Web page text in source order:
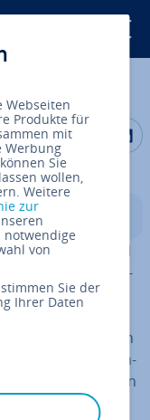
Auf Auf
von Windows 11
Versionen des Be­
seinen Nutzern
be­reit­ge­
erstmals auch an
ist. Im nach­
In­for­ma­tio­nen
de­tail­lier­te
Webseiten
Produkte für
mit
Werbung
können Sie
wollen,
Weitere
zur
notwendige
von
Sie der
Ihrer Daten